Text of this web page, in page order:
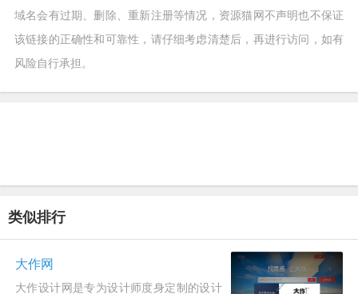
域名会有过期、删除、重新注册等情况，资源猫网不声明也不保证
该链接的正确性和可靠性，请仔细考虑清楚后，再进行访问，如有
风险自行承担。
类似排行
大作网
大作设计网是专为设计师度身定制的设计